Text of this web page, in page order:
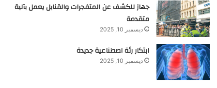
جهاز للكشف عن المتفجرات والقنابل يعمل بآلية
متقدمة
ديسمبر 10, 2025
ابتكار رئة اصطناعية جديدة
ديسمبر 10, 2025